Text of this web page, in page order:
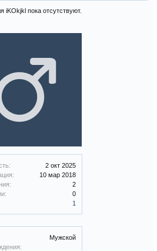
2 окт 2025
10 мар 2018
2
0
1
Мужской
пока отсутствуют.